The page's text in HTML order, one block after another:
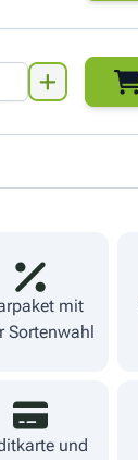
mit
Sortenwahl
und